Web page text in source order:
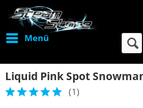
Menü
Liquid Pink Spot
(1)